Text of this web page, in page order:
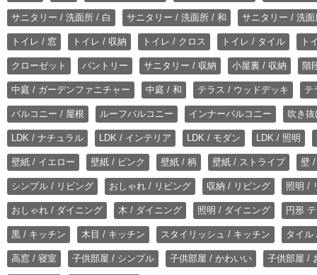
サニタリー / 洗面所 / 白 サニタリー / 洗面所 / 和 サニタリー / 洗
トイレ / 窓 トイレ / 収納 トイレ / クロス トイレ / タイル ト
クローゼット パントリー サニタリー / 収納 小屋裏 / 収納 階
中庭 / ガーデンファニチャー 中庭 / 和 テラス / ウッドデッキ テ
バルコニー / 屋根 ルーフバルコニー インナーバルコニー 吹き
LDK / ナチュラル LDK / インテリア LDK / モダン LDK / 照明
壁紙 / イエロー 壁紙 / ピンク 壁紙 / 柄 壁紙 / ストライプ 壁
シンプル / リビング おしゃれ / リビング 収納 / リビング 照明 /
おしゃれ / ダイニング 木 / ダイニング 照明 / ダイニング 円形
黒 / キッチン 木目 / キッチン スタイリッシュ / キッチン タイル
高窓 / 寝室 子供部屋 / シンプル 子供部屋 / かわいい 子供部屋 /